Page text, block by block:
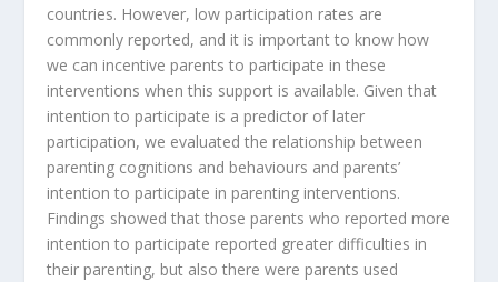
countries. However, low participation rates are
commonly reported, and it is important to know how
we can incentive parents to participate in these
interventions when this support is available. Given that
intention to participate is a predictor of later
participation, we evaluated the relationship between
parenting cognitions and behaviours and parents’
intention to participate in parenting interventions.
Findings showed that those parents who reported more
intention to participate reported greater difficulties in
their parenting, but also there were parents used